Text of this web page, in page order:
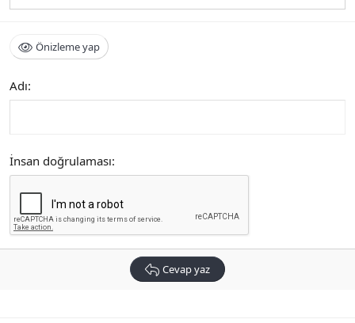
Önizleme yap
Adı
İnsan doğrulaması
Cevap yaz